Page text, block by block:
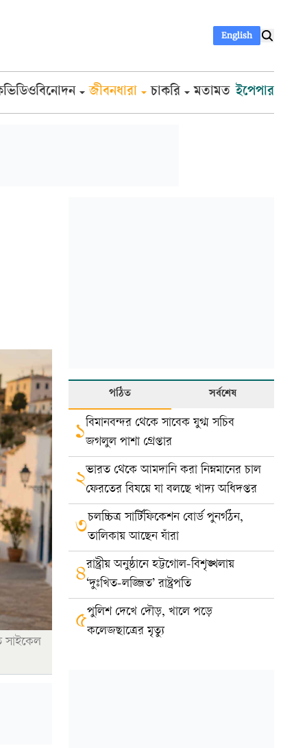
English
ভিডিওবিনোদন জীবনধারা চাকরি মতামত ইপেপার
সাইকেল
পঠিত সর্বশেষ
১বিমানবন্দর থেকে সাবেক যুগ্ম সচিব
জগলুল পাশা গ্রেপ্তার
২ভারত থেকে আমদানি করা নিম্নমানের চাল
ফেরতের বিষয়ে যা বলছে খাদ্য অধিদপ্তর
৩চলচ্চিত্র সার্টিফিকেশন বোর্ড পুনর্গঠন,
তালিকায় আছেন যাঁরা
৪রাষ্ট্রীয় অনুষ্ঠানে হট্টগোল-বিশৃঙ্খলায়
‘দুঃখিত-লজ্জিত’ রাষ্ট্রপতি
৫পুলিশ দেখে দৌড়, খালে পড়ে
কলেজছাত্রের মৃত্যু